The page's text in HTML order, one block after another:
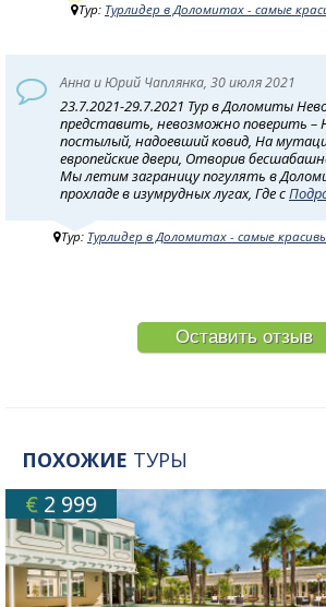
Тур: Турлидер в Доломитах - самые
Анна и Юрий Чаплянка, 30 июля 2021
23.7.2021-29.7.2021 Тур в Доломиты
представить, невозможно поверить –
постылый, надоевший ковид, На
европейские двери, Отворив
Мы летим заграницу погулять в
прохладе в изумрудных лугах, Где с
Тур: Турлидер в Доломитах - самые
Оставить отзыв
ПОХОЖИЕ ТУРЫ
€ 2 999